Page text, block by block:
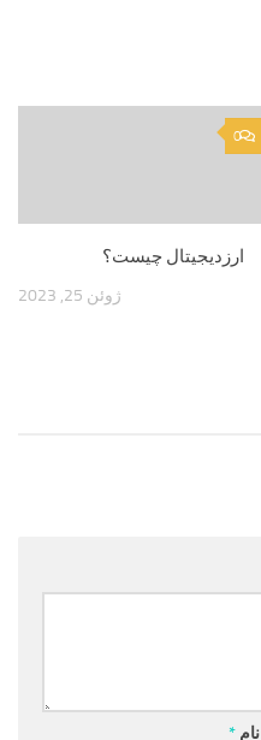
0
ارزدیجیتال چیست؟
ژوئن 25, 2023
نام *